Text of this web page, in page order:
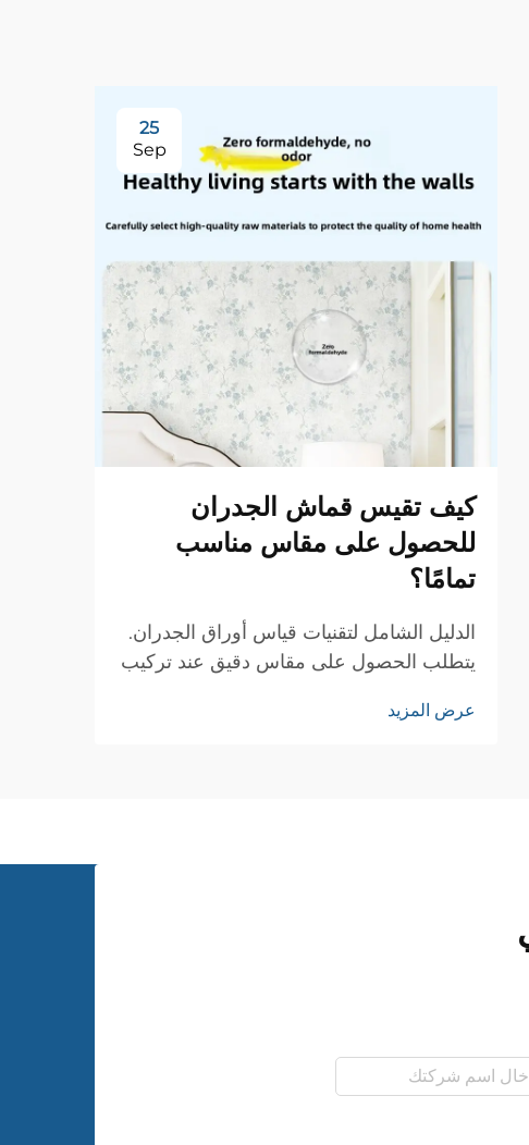
25
Sep
كيف تقيس قماش الجدران
للحصول على مقاس مناسب
تمامًا؟
الدليل الشامل لتقنيات قياس أوراق الجدران.
يتطلب الحصول على مقاس دقيق عند تركيب
سواء كنت تقوم بتجديد غرفة واحدة أو تحديث
عرض المزيد